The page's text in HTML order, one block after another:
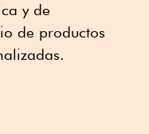
y de
de productos